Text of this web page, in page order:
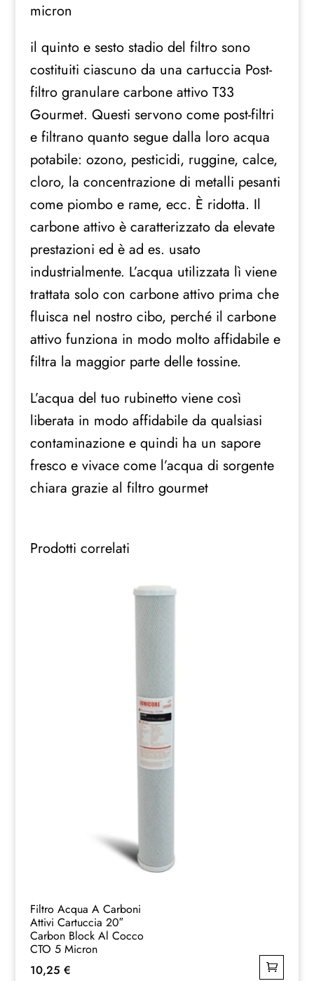
micron
il quinto e sesto stadio del filtro sono
costituiti ciascuno da una cartuccia Post-
filtro granulare carbone attivo T33
Gourmet. Questi servono come post-filtri
e filtrano quanto segue dalla loro acqua
potabile: ozono, pesticidi, ruggine, calce,
cloro, la concentrazione di metalli pesanti
come piombo e rame, ecc. È ridotta. Il
carbone attivo è caratterizzato da elevate
prestazioni ed è ad es. usato
industrialmente. L’acqua utilizzata lì viene
trattata solo con carbone attivo prima che
fluisca nel nostro cibo, perché il carbone
attivo funziona in modo molto affidabile e
filtra la maggior parte delle tossine.
L’acqua del tuo rubinetto viene così
liberata in modo affidabile da qualsiasi
contaminazione e quindi ha un sapore
fresco e vivace come l’acqua di sorgente
chiara grazie al filtro gourmet
Prodotti correlati
Filtro Acqua A Carboni
Attivi Cartuccia 20″
Carbon Block Al Cocco
CTO 5 Micron
10,25 €